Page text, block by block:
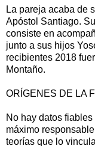
La pareja acaba de
Apóstol Santiago.
consiste en
junto a sus hijos
recibientes 2018
Montaño.
ORÍGENES DE LA
No hay datos fiables
máximo
teorías que lo